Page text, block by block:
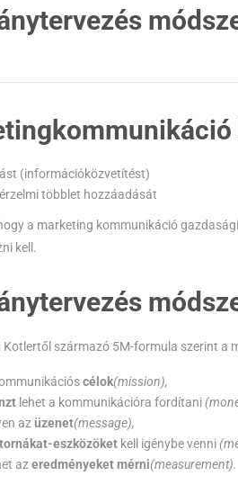
(információközvetítést)
többlet hozzáadását
a marketing kommunikáció
kell.
Kotlertől származó 5M-formula szerint a
célok(mission),
lehet a kommunikációra fordítani
azüzenet(message),
eszközöket kell igénybe venni
azeredményeket mérni(measurement).